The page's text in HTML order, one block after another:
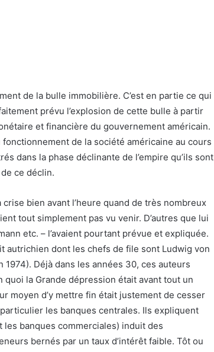
de la bulle immobilière. C’est en partie ce qui
prévu l’explosion de cette bulle à partir
et financière du gouvernement américain.
de la société américaine au cours
dans la phase déclinante de l’empire qu’ils sont
ce déclin.
bien avant l’heure quand de très nombreux
tout simplement pas vu venir. D’autres que lui
etc. – l’avaient pourtant prévue et expliquée.
autrichien dont les chefs de file sont Ludwig von
Déjà dans les années 30, ces auteurs
la Grande dépression était avant tout un
moyen d’y mettre fin était justement de cesser
les banques centrales. Ils expliquent
banques commerciales) induit des
bernés par un taux d’intérêt faible. Tôt ou